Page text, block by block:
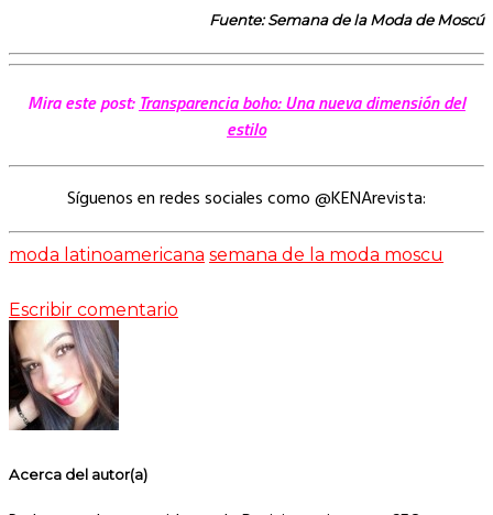
Fuente: Semana de la Moda de Moscú
Mira este post: Transparencia boho: Una nueva dimensión del
estilo
Síguenos en redes sociales como @KENArevista:
moda latinoamericana semana de la moda moscu
Escribir comentario
Acerca del autor(a)